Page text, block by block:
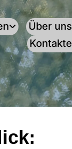
Über uns
Kontakte